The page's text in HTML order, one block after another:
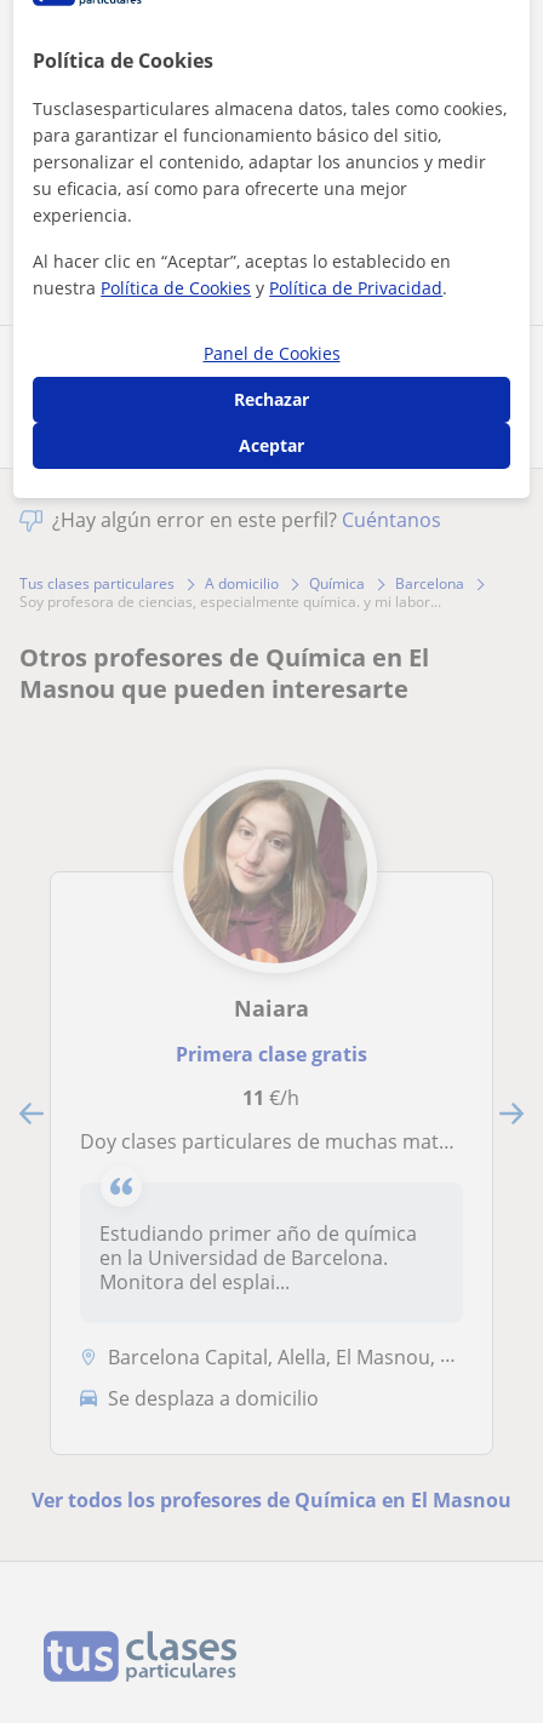
Comparte a este profesor
Al hacer clic, aceptas nuestroaviso legaly deprivacidad
¿Hay algún error en este perfil? Cuéntanos
Tus clases particulares A domicilio Química
Barcelona
soy profesora de ciencias, especialmente química. y mi labor...
Otros profesores de Química en El
Masnou que pueden interesarte
Naiara
Primera clase gratis
11 €/h
Doy clases particulares de muchas materias explicando los conceptos intentando que sea de diferente manera que sus profesores
Estudiando primer año de química
en la Universidad de Barcelona.
Monitora del esplai...
Barcelona Capital, Alella, El Masnou, Montgat, Teià, Tiana
Se desplaza a domicilio
Ver todos los profesores de Química en El Masnou
Política de Cookies
Tusclasesparticulares almacena datos, tales como cookies,
para garantizar el funcionamiento básico del sitio,
personalizar el contenido, adaptar los anuncios y medir
su eficacia, así como para ofrecerte una mejor
experiencia.
Al hacer clic en “Aceptar”, aceptas lo establecido en
nuestra Política de Cookies y Política de Privacidad.
Panel de Cookies
Rechazar
Aceptar